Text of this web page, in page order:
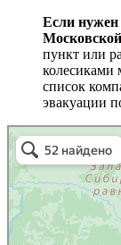
Если нужен
пункт или
список
эвакуации
эвакуаторы на карте
Волоколамск